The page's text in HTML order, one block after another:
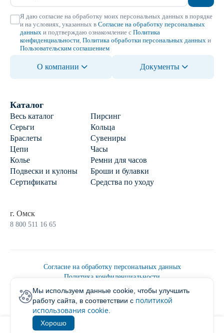
Я даю согласие на обработку моих персональных данных в порядке
и на условиях, указанных в Согласие на обработку персональных
данных и подтверждаю ознакомление с Политика
конфиденциальности Политика обработки персональных данных и
Пользовательским соглашением
О компании Документы
Каталог
Весь каталог
Пирсинг
Серьги
Кольца
Браслеты
Сувениры
Цепи
Часы
Колье
Ремни для часов
Подвески и кулоны
Броши и булавки
Сертификаты
Средства по уходу
г. Омск
8 800 511 16 65
Согласие на обработку персональных данных
Политика конфиденциальности
Политика обработки персональных данных
Пользовательским соглашением
2026 © Ювелирторг
Мы используем данные cookie, чтобы улучшить
работу сайта, в соответствии с политикой
использования cookie
Хорошо